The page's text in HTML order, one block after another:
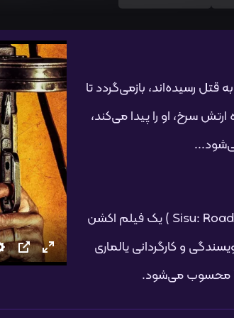
تنظیمات
PIP تمام
رسیده‌اند، بازمی‌گردد تا
سرخ، او را پیدا می‌کند،
سیسو: جاده انتقام (به انگلیسی: Sisu: Road to Revenge ) یک فیلم اکشن
به نویسندگی و کارگردانی یالماری